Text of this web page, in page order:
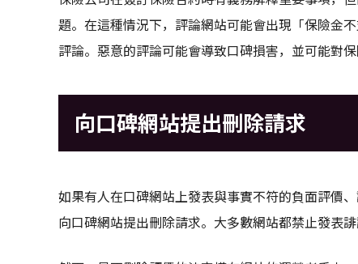
題。在這種情況下，評論網站可能會出現「保險金
評論。惡意的評論可能會導致口碑損害，並可能對
向口碑網站提出刪除請求
如果有人在口碑網站上發表與事實不符的負面評價
向口碑網站提出刪除請求。大多數網站都禁止發表